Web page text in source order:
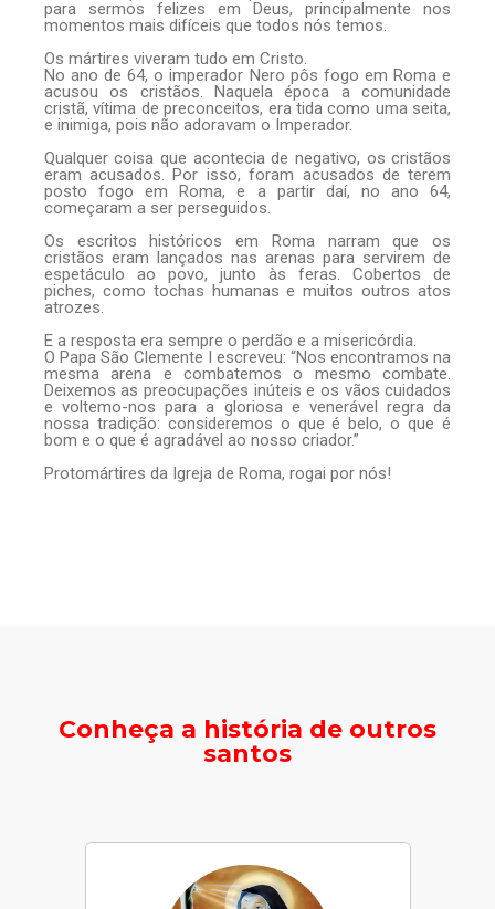
para sermos felizes em Deus, principalmente nos
momentos mais difíceis que todos nós temos.
Os mártires viveram tudo em Cristo.
No ano de 64, o imperador Nero pôs fogo em Roma e
acusou os cristãos. Naquela época a comunidade
cristã, vítima de preconceitos, era tida como uma seita,
e inimiga, pois não adoravam o Imperador.
Qualquer coisa que acontecia de negativo, os cristãos
eram acusados. Por isso, foram acusados de terem
posto fogo em Roma, e a partir daí, no ano 64,
começaram a ser perseguidos.
Os escritos históricos em Roma narram que os
cristãos eram lançados nas arenas para servirem de
espetáculo ao povo, junto às feras. Cobertos de
piches, como tochas humanas e muitos outros atos
atrozes.
E a resposta era sempre o perdão e a misericórdia.
O Papa São Clemente I escreveu: “Nos encontramos na
mesma arena e combatemos o mesmo combate.
Deixemos as preocupações inúteis e os vãos cuidados
e voltemo-nos para a gloriosa e venerável regra da
nossa tradição: consideremos o que é belo, o que é
bom e o que é agradável ao nosso criador.”
Protomártires da Igreja de Roma, rogai por nós!
Conheça a história de outros
santos